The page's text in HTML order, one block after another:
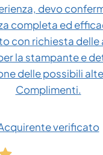
devo
completa ed
con richiesta delle
la stampante e
delle possibili
Complimenti.
verificato